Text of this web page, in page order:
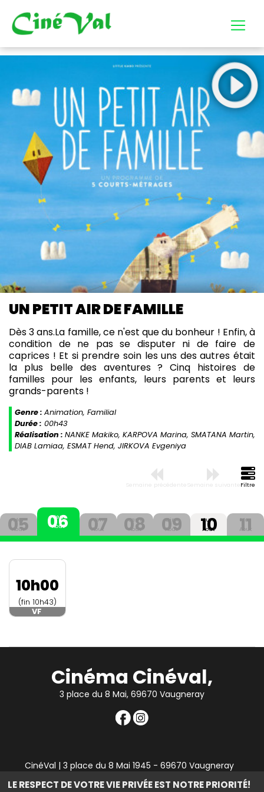
LE RESPECT DE VOTRE VIE PRIVÉE EST NOTRE PRIORITÉ!
UN PETIT AIR DE FAMILLE
Dès 3 ans.La famille, ce n'est que du bonheur ! Enfin, à
condition de ne pas se disputer ni de faire de
caprices ! Et si prendre soin les uns des autres était
la plus belle des aventures ? Cinq histoires de
familles pour les enfants, leurs parents et leurs
grands-parents !
Genre : Animation, Familial
Durée : 00h43
Réalisation : NANKE Makiko, KARPOVA Marina, SMATANA Martin,
DIAB Lamiaa, ESMAT Hend, JIRKOVA Evgeniya
Semaine précédente Semaine suivante Filtre
Mer
05
Aout
Jeu
06
Aout
Ven
07
Aout
Sam
08
Aout
Dim
09
Aout
Lun
10
Aout
Mar
11
Aout
10h00
(fin 10h43)
VF
Cinéma Cinéval,
3 place du 8 Mai, 69670 Vaugneray
CinéVal | 3 place du 8 Mai 1945 - 69670 Vaugneray
|Mentions légales|Contact|RGPD| Tel : 04 78 45 94